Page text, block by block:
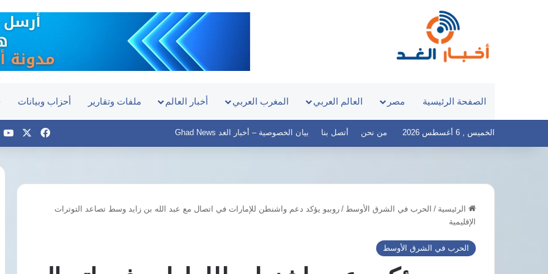
الصفحة الرئيسية مصر العالم العربي المغرب العربي أخبار العالم ملفات وتقارير أحزاب وبيانات
الخميس , 6 أغسطس 2026 من نحن أتصل بنا بيان الخصوصية – أخبار الغد Ghad News فيسبوك
الرئيسية / الحرب في الشرق الأوسط / روبيو يؤكد دعم واشنطن للإمارات في اتصال مع عبد الله بن زايد وسط تصاعد التوترات
الإقليمية
الحرب في الشرق الأوسط
تدعوان
لدعم